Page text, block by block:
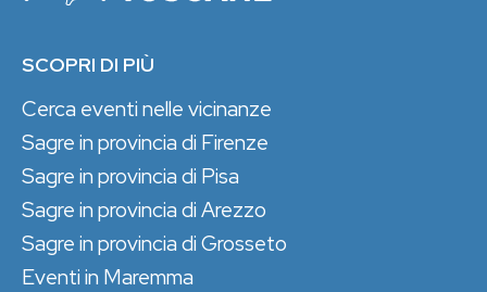
SCOPRI DI PIÙ
Cerca eventi nelle vicinanze
Sagre in provincia di Firenze
Sagre in provincia di Pisa
Sagre in provincia di Arezzo
Sagre in provincia di Grosseto
Eventi in Maremma